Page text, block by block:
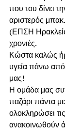
που του δίνει
αριστερός
(ΕΠΣΗ
χρονιές.
Κώστα καλώς
υγεία πάνω από
μας!
Η ομάδα μας
παζάρι πάντα
ολοκληρώσει
ανακοινωθούν